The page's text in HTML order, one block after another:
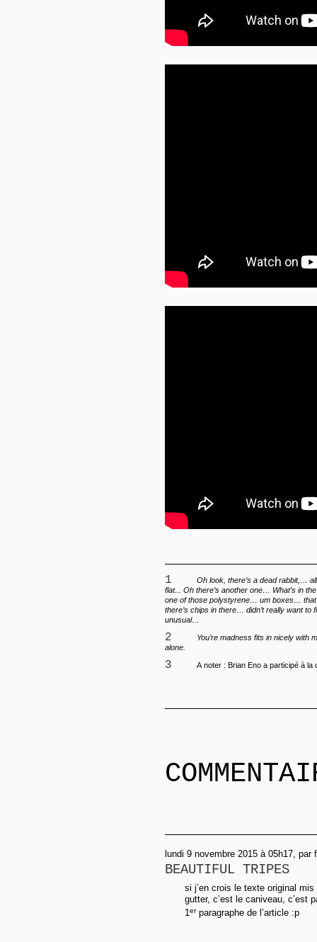
1
Oh look, there’s a dead rabbit,…
flat... Oh there’s another one… What’s in
one of those polystyrene… um boxes…
there’s chips in there… didn’t really want to
unusual…
2
You’re madness fits in nicely with
alone.
3 A noter : Brian Eno a participé à la
lundi 9 novembre 2015 à 05h17, par
BEAUTIFUL TRIPES
si j’en crois le texte original
gutter, c’est le caniveau, c’est
1 erparagraphe de l’article :p